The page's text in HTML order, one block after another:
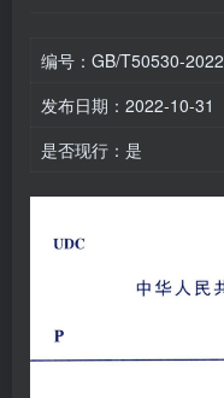
编号：GB/T50530-2022
发布日期：2022-10-31
是否现行：是